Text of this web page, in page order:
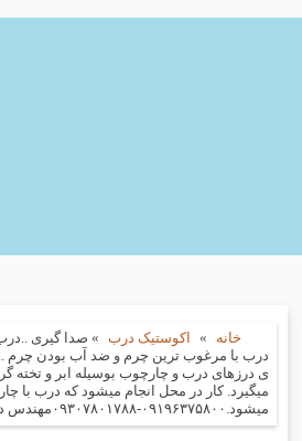
خانه » اکوستیک درب » صدا گیری
درب با مرغوب ترین چرم و ضد آب بودن چرم
ی درزهای درب و چارچوب بوسیله ابر و تخته
میگیرد. کار در محل انجام میشود که درب با
میشود.۰۹۱۹۶۳۷۵۸۰۰-۰۹۳۰۷۸۰۱۷۸۸مهندس دولتی